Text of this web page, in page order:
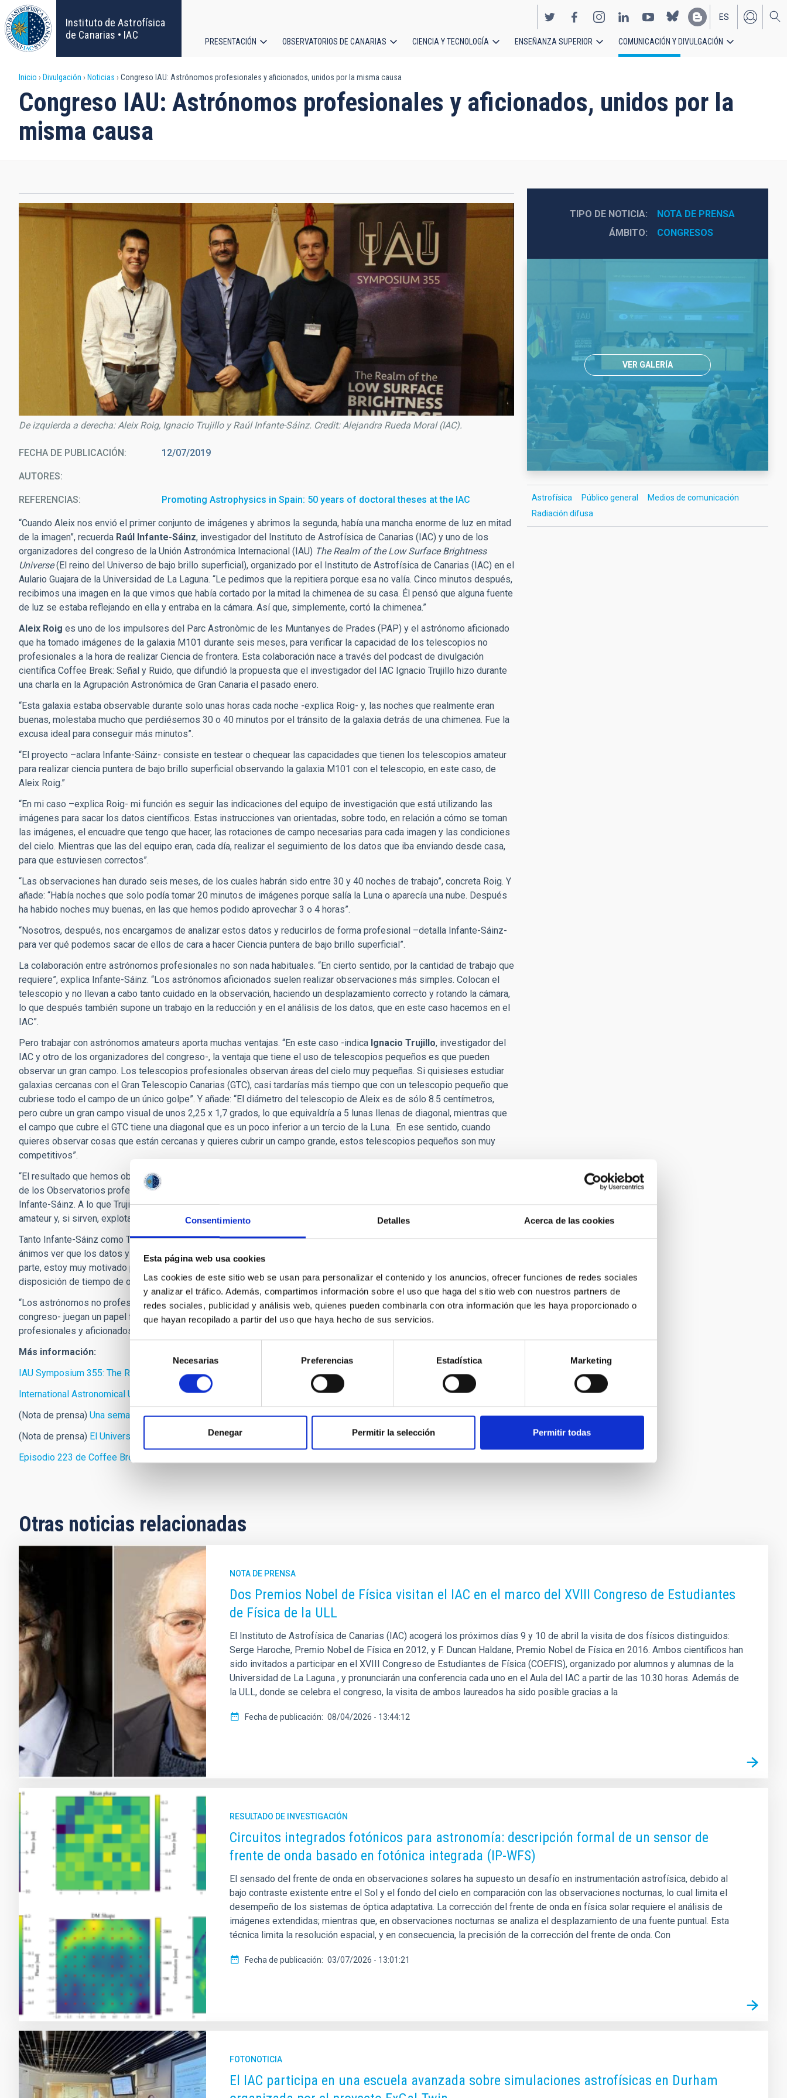
Consentimiento Detalles Acerca de las cookies
Esta página web usa cookies
Las cookies de este sitio web se usan para personalizar el contenido y los anuncios, ofrecer funciones de redes sociales
y analizar el tráfico. Además, compartimos información sobre el uso que haga del sitio web con nuestros partners de
redes sociales, publicidad y análisis web, quienes pueden combinarla con otra información que les haya proporcionado o
que hayan recopilado a partir del uso que haya hecho de sus servicios.
consentimiento
Necesarias Preferencias Estadística Marketing
Denegar Permitir la selección Permitir todas
Pasar
al
contenido
principal
Instituto de Astrofísica
de Canarias • IAC
EN
ES
principal
PRESENTACIÓN OBSERVATORIOS DE CANARIAS CIENCIA Y TECNOLOGÍA ENSEÑANZA SUPERIOR COMUNICACIÓN Y DIVULGACIÓN
Sobrescribir
enlaces
de
a
la
Inicio Divulgación Noticias Congreso IAU: Astrónomos profesionales y aficionados, unidos por la misma causa
Congreso IAU: Astrónomos profesionales y aficionados, unidos por la
misma causa
De izquierda a derecha: Aleix Roig, Ignacio Trujillo y Raúl Infante-Sáinz. Credit: Alejandra Rueda Moral (IAC).
FECHA DE PUBLICACIÓN 12/07/2019
AUTORES
REFERENCIAS Promoting Astrophysics in Spain: 50 years of doctoral theses at the IAC
“Cuando Aleix nos envió el primer conjunto de imágenes y abrimos la segunda, había una mancha enorme de luz en mitad
de la imagen”, recuerda Raúl Infante-Sáinz, investigador del Instituto de Astrofísica de Canarias (IAC) y uno de los
organizadores del congreso de la Unión Astronómica Internacional (IAU) The Realm of the Low Surface Brightness
Universe(El reino del Universo de bajo brillo superficial), organizado por el Instituto de Astrofísica de Canarias (IAC) en el
Aulario Guajara de la Universidad de La Laguna. “Le pedimos que la repitiera porque esa no valía. Cinco minutos después,
recibimos una imagen en la que vimos que había cortado por la mitad la chimenea de su casa. Él pensó que alguna fuente
de luz se estaba reflejando en ella y entraba en la cámara. Así que, simplemente, cortó la chimenea.”
Aleix Roig es uno de los impulsores del Parc Astronòmic de les Muntanyes de Prades (PAP) y el astrónomo aficionado
que ha tomado imágenes de la galaxia M101 durante seis meses, para verificar la capacidad de los telescopios no
profesionales a la hora de realizar Ciencia de frontera. Esta colaboración nace a través del podcast de divulgación
científica Coffee Break: Señal y Ruido, que difundió la propuesta que el investigador del IAC Ignacio Trujillo hizo durante
una charla en la Agrupación Astronómica de Gran Canaria el pasado enero.
“Esta galaxia estaba observable durante solo unas horas cada noche -explica Roig- y, las noches que realmente eran
buenas, molestaba mucho que perdiésemos 30 o 40 minutos por el tránsito de la galaxia detrás de una chimenea. Fue la
excusa ideal para conseguir más minutos”.
“El proyecto –aclara Infante-Sáinz- consiste en testear o chequear las capacidades que tienen los telescopios amateur
para realizar ciencia puntera de bajo brillo superficial observando la galaxia M101 con el telescopio, en este caso, de
Aleix Roig.”
“En mi caso –explica Roig- mi función es seguir las indicaciones del equipo de investigación que está utilizando las
imágenes para sacar los datos científicos. Estas instrucciones van orientadas, sobre todo, en relación a cómo se toman
las imágenes, el encuadre que tengo que hacer, las rotaciones de campo necesarias para cada imagen y las condiciones
del cielo. Mientras que las del equipo eran, cada día, realizar el seguimiento de los datos que iba enviando desde casa,
para que estuviesen correctos”.
“Las observaciones han durado seis meses, de los cuales habrán sido entre 30 y 40 noches de trabajo”, concreta Roig. Y
añade: “Había noches que solo podía tomar 20 minutos de imágenes porque salía la Luna o aparecía una nube. Después
ha habido noches muy buenas, en las que hemos podido aprovechar 3 o 4 horas”.
“Nosotros, después, nos encargamos de analizar estos datos y reducirlos de forma profesional –detalla Infante-Sáinz-
para ver qué podemos sacar de ellos de cara a hacer Ciencia puntera de bajo brillo superficial”.
La colaboración entre astrónomos profesionales no son nada habituales. “En cierto sentido, por la cantidad de trabajo que
requiere”, explica Infante-Sáinz. “Los astrónomos aficionados suelen realizar observaciones más simples. Colocan el
telescopio y no llevan a cabo tanto cuidado en la observación, haciendo un desplazamiento correcto y rotando la cámara,
lo que después también supone un trabajo en la reducción y en el análisis de los datos, que en este caso hacemos en el
IAC”.
Pero trabajar con astrónomos amateurs aporta muchas ventajas. “En este caso -indica Ignacio Trujillo, investigador del
IAC y otro de los organizadores del congreso-, la ventaja que tiene el uso de telescopios pequeños es que pueden
observar un gran campo. Los telescopios profesionales observan áreas del cielo muy pequeñas. Si quisieses estudiar
galaxias cercanas con el Gran Telescopio Canarias (GTC), casi tardarías más tiempo que con un telescopio pequeño que
cubriese todo el campo de un único golpe”. Y añade: “El diámetro del telescopio de Aleix es de sólo 8.5 centímetros,
pero cubre un gran campo visual de unos 2,25 x 1,7 grados, lo que equivaldría a 5 lunas llenas de diagonal, mientras que
el campo que cubre el GTC tiene una diagonal que es un poco inferior a un tercio de la Luna. En ese sentido, cuando
quieres observar cosas que están cercanas y quieres cubrir un campo grande, estos telescopios pequeños son muy
competitivos”.
“El resultado que hemos obtenido es que, con una reducción de los datos muy cuidadosa y profesional, llegamos al nivel
de los Observatorios profesionales en cuanto a la calidad de la imagen que obtenemos para después analizarla”, resume
Infante-Sáinz. A lo que Trujillo añade: “Ha sido un estudio piloto, para ver hasta dónde se pueden llevar los telescopios
amateur y, si sirven, explotarlos de forma masiva”.
Tanto Infante-Sáinz como Trujillo están de acuerdo en continuar con las colaboraciones. Y Roig concluye: “Da muchos
ánimos ver que los datos y el esfuerzo no solo han valido la pena, sino que abren un camino de colaboración. Por mi
parte, estoy muy motivado para seguir sumando datos con este equipo, o con otros equipos de pequeño diámetro, con
disposición de tiempo de observación, que es lo importante aquí”.
“Los astrónomos no profesionales –apoyaDavid Valls-Gabaud, del Observatorio de París y otro organizador del
congreso- juegan un papel fundamental. Por eso, hay que abolir la barrera que parece existir entre astrónomos
profesionales y aficionados y hacer más programas Pro-Am [PROfesionales-AMateurs] en investigación astronómica.”
Más información:
IAU Symposium 355: The Realm of the Low Surface Brightness Universe
International Astronomical Union
(Nota de prensa) Una semana para profundizar en las estructuras “fantasmales” del Universo
(Nota de prensa) El Universo escondido
Episodio 223 de Coffee Break: Señal y Ruido
TIPO DE NOTICIA
NOTA DE PRENSA
ÁMBITO
CONGRESOS
VER GALERÍA
Astrofísica Público general
Medios de comunicación
Radiación difusa
Otras noticias relacionadas
NOTA DE PRENSA
Dos Premios Nobel de Física visitan el IAC en el marco del XVIII Congreso de Estudiantes
de Física de la ULL
El Instituto de Astrofísica de Canarias (IAC) acogerá los próximos días 9 y 10 de abril la visita de dos físicos distinguidos:
Serge Haroche, Premio Nobel de Física en 2012, y F. Duncan Haldane, Premio Nobel de Física en 2016. Ambos científicos han
sido invitados a participar en el XVIII Congreso de Estudiantes de Física (COEFIS), organizado por alumnos y alumnas de la
Universidad de La Laguna , y pronunciarán una conferencia cada uno en el Aula del IAC a partir de las 10.30 horas. Además de
la ULL, donde se celebra el congreso, la visita de ambos laureados ha sido posible gracias a la
Fecha de publicación 08/04/2026 - 13:44:12
RESULTADO DE INVESTIGACIÓN
Circuitos integrados fotónicos para astronomía: descripción formal de un sensor de
frente de onda basado en fotónica integrada (IP-WFS)
El sensado del frente de onda en observaciones solares ha supuesto un desafío en instrumentación astrofísica, debido al
bajo contraste existente entre el Sol y el fondo del cielo en comparación con las observaciones nocturnas, lo cual limita el
desempeño de los sistemas de óptica adaptativa. La corrección del frente de onda en física solar requiere el análisis de
imágenes extendidas; mientras que, en observaciones nocturnas se analiza el desplazamiento de una fuente puntual. Esta
técnica limita la resolución espacial, y en consecuencia, la precisión de la corrección del frente de onda. Con
Fecha de publicación 03/07/2026 - 13:01:21
FOTONOTICIA
El IAC participa en una escuela avanzada sobre simulaciones astrofísicas en Durham